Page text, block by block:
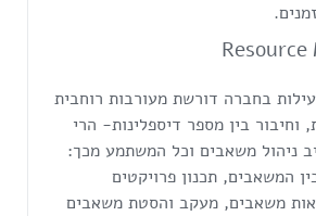
בחברה דורשת מעורבות רוחבית
וחיבור בין מספר דיספלינות- הרי
ניהול משאבים וכל המשתמע מכך:
המשאבים, תכנון פרויקטים
משאבים, מעקב והסטת משאבים